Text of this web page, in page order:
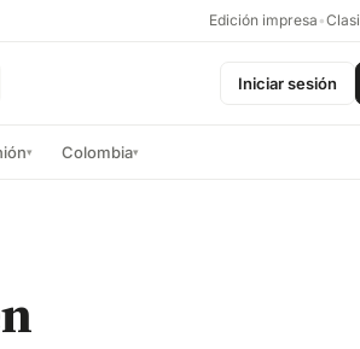
Edición impresa •
Iniciar sesión
▾ Colombia▾